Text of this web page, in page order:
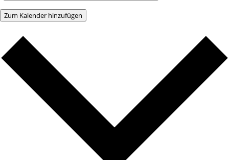
Zum Kalender hinzufügen